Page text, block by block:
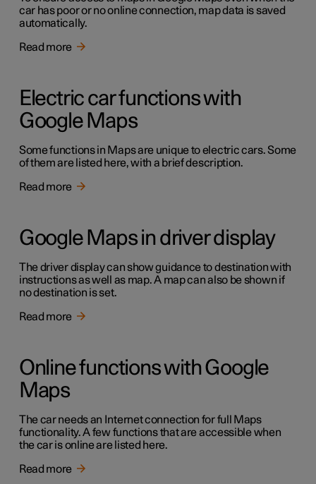
car has poor or no online connection, map data is saved
automatically.
Read more
Electric car functions with
Google Maps
Some functions in Maps are unique to electric cars. Some
of them are listed here, with a brief description.
Read more
Google Maps in driver display
The driver display can show guidance to destination with
instructions as well as map. A map can also be shown if
no destination is set.
Read more
Online functions with Google
Maps
The car needs an Internet connection for full Maps
functionality. A few functions that are accessible when
the car is online are listed here.
Read more